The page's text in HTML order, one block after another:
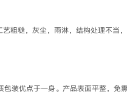
粗糙，灰尘，雨淋，结构处理不当
装优点于一身。产品表面平整，免